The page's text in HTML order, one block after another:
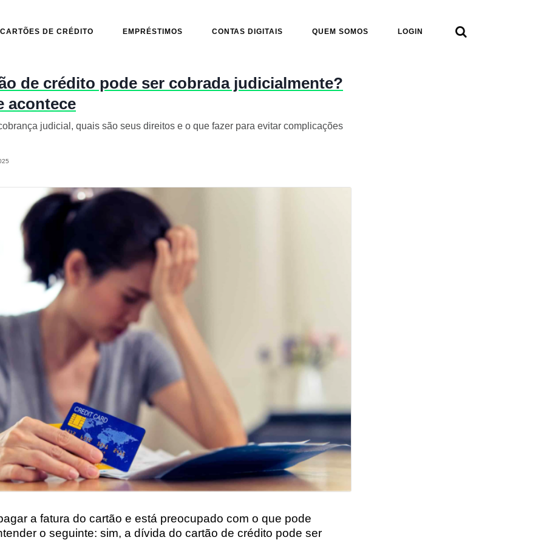
CARTÕES DE CRÉDITO EMPRÉSTIMOS CONTAS DIGITAIS QUEM SOMOS LOGIN 
de crédito pode ser cobrada judicialmente?
acontece
judicial, quais são seus direitos e o que fazer para evitar complicações
a fatura do cartão e está preocupado com o que pode
o seguinte: sim, a dívida do cartão de crédito pode ser